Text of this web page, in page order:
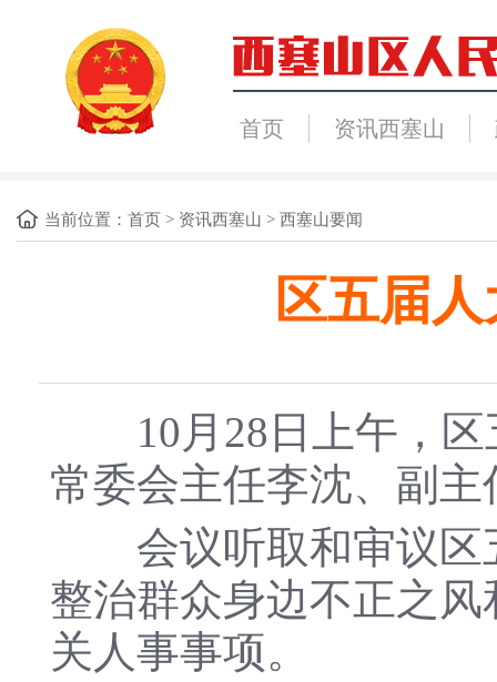
首页 资讯西塞山
当前位置： 首页 > 资讯西塞山 > 西塞山要闻
区五届
10月28日上午，区
常委会主任李沈、副
会议听取和审议区
整治群众身边不正之
关人事事项。